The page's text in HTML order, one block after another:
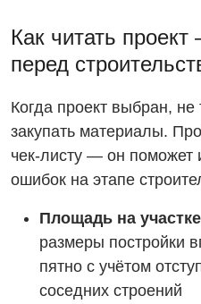
Как читать
перед
Когда проект выбран, не
закупать материалы.
чек-листу — он поможет
ошибок на этапе
Площадь на
размеры постройки
пятно с учётом
соседних строений